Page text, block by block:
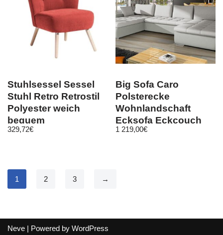
Stuhlsessel Sessel
Stuhl Retro Retrostil
Polyester weich
bequem
Flachgewebe
329,72€
Big Sofa Caro
Polsterecke
Wohnlandschaft
Ecksofa Eckcouch
Schlaffunktion
1 219,00€
1 2 3 →
Neve | Powered by WordPress